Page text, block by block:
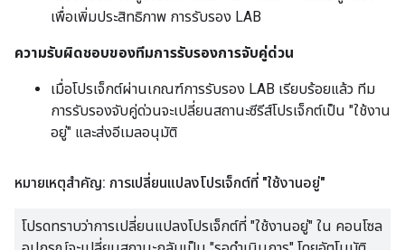
เพื่อเพิ่มประสิทธิภาพ การรับรอง LAB
ความรับผิดชอบของทีมการรับรองการจับคู่ด่วน
เมื่อโปรเจ็กต์ผ่านเกณฑ์การรับรอง LAB เรียบร้อยแล้ว ทีม
การรับรองจับคู่ด่วนจะเปลี่ยนสถานะซีรีส์โปรเจ็กต์เป็น "ใช้งาน
อยู่" และส่งอีเมลอนุมัติ
หมายเหตุสำคัญ: การเปลี่ยนแปลงโปรเจ็กต์ที่ "ใช้งานอยู่"
โปรดทราบว่าการเปลี่ยนแปลงโปรเจ็กต์ที่ "ใช้งานอยู่" ใน คอนโซล